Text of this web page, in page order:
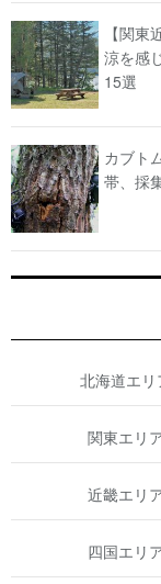
【関
涼を感
15選
カブト
帯、採
北海道エリ
関東エリ
近畿エリ
四国エリ